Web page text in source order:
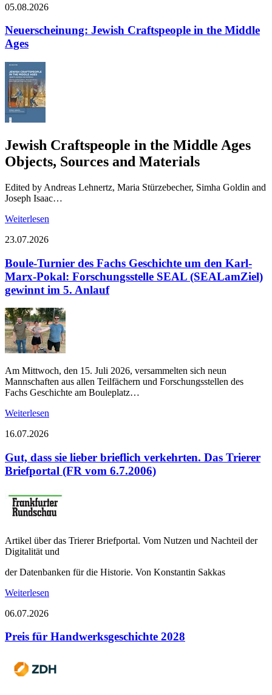
05.08.2026
Neuerscheinung: Jewish Craftspeople in the Middle
Ages
Jewish Craftspeople in the Middle Ages
Objects, Sources and Materials
Edited by Andreas Lehnertz, Maria Stürzebecher, Simha Goldin and
Joseph Isaac…
Weiterlesen
23.07.2026
Boule-Turnier des Fachs Geschichte um den Karl-
Marx-Pokal: Forschungsstelle SEAL (SEALamZiel)
gewinnt im 5. Anlauf
Am Mittwoch, den 15. Juli 2026, versammelten sich neun
Mannschaften aus allen Teilfächern und Forschungsstellen des
Fachs Geschichte am Bouleplatz…
Weiterlesen
16.07.2026
Gut, dass sie lieber brieflich verkehrten. Das Trierer
Briefportal (FR vom 6.7.2006)
Artikel über das Trierer Briefportal. Vom Nutzen und Nachteil der
Digitalität und
der Datenbanken für die Historie. Von Konstantin Sakkas
Weiterlesen
06.07.2026
Preis für Handwerksgeschichte 2028